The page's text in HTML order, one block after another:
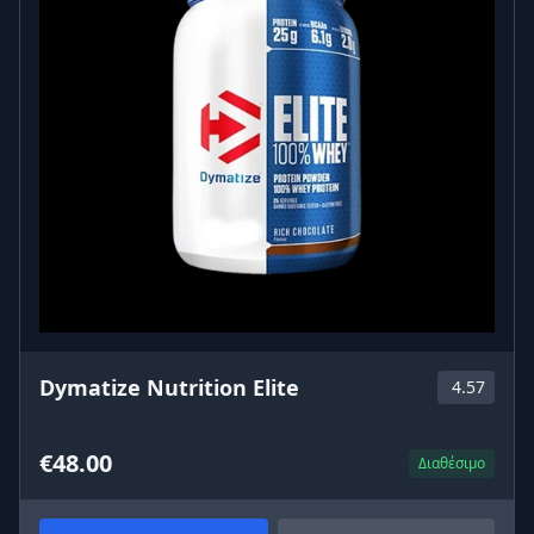
Το IronFlex Nutrition L-Theanine 200mg είναι
συμπλήρωμα διατροφής, όχι φάρμακο. Μπορεί να
υποστηρίξει ήπια αίσθηση ηρεμίας και
συγκέντρωσης, αλλά δεν προορίζεται για τη
διάγνωση ή θεραπεία αγχωδών διαταραχών. Αν το
άγχος επηρεάζει σοβαρά την καθημερινότητά σου,
μίλησε με γιατρό ή ψυχολόγο.
Μπορώ να το πάρω βράδυ;
Ναι, μπορείς να το πάρεις και βραδινές ώρες, ειδικά
γενικά καλά ανεκτή. Αν παρατηρήσεις οτιδήποτε
ασυνήθιστο (π.χ. δυσφορία, πονοκέφαλο, στομαχικές
ενοχλήσεις), σταμάτα τη χρήση και ενημέρωσε τον
Dymatize Nutrition Elite 4.57
€48.00 Διαθέσιμο